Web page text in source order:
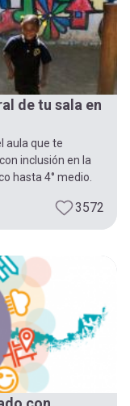
de tu sala en
aula que te
inclusión en la
hasta 4° medio.
3572